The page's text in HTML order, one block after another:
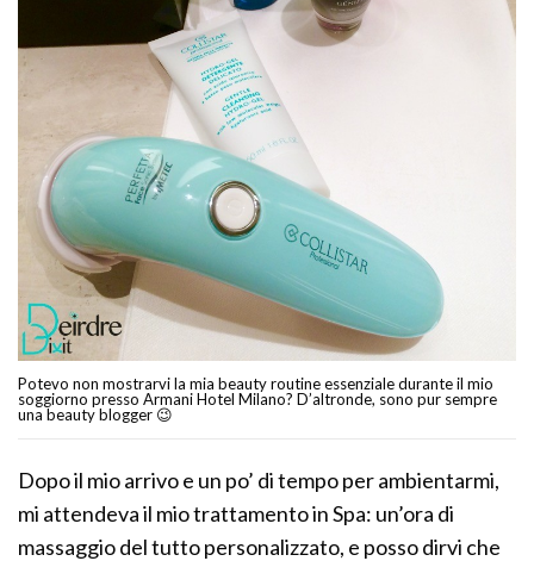
Potevo non mostrarvi la mia beauty routine essenziale durante il mio
soggiorno presso Armani Hotel Milano? D’altronde, sono pur sempre
una beauty blogger 😉
Dopo il mio arrivo e un po’ di tempo per ambientarmi,
mi attendeva il mio trattamento in Spa: un’ora di
massaggio del tutto personalizzato, e posso dirvi che